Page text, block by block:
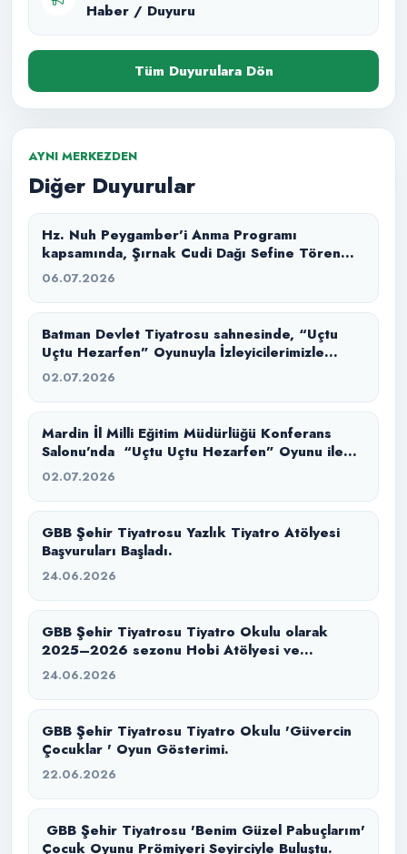
Haber / Duyuru
Tüm Duyurulara Dön
AYNI MERKEZDEN
Diğer Duyurular
Hz. Nuh Peygamber’i Anma Programı
kapsamında, Şırnak Cudi Dağı Sefine Tören
Alanı’nda “Büyük Tufan” masal anlatımı ile
06.07.2026
Batman Devlet Tiyatrosu sahnesinde, “Uçtu
Uçtu Hezarfen” Oyunuyla İzleyicilerimizle
Buluştuk.
02.07.2026
Mardin İl Milli Eğitim Müdürlüğü Konferans
Salonu’nda “Uçtu Uçtu Hezarfen” Oyunu ile
İzleyicilerimizle Buluştuk.
02.07.2026
GBB Şehir Tiyatrosu Yazlık Tiyatro Atölyesi
Başvuruları Başladı.
24.06.2026
GBB Şehir Tiyatrosu Tiyatro Okulu olarak
2025–2026 sezonu Hobi Atölyesi ve
Konservatuvara Hazırlık eğitim sürecimizi
24.06.2026
GBB Şehir Tiyatrosu Tiyatro Okulu 'Güvercin
Çocuklar ' Oyun Gösterimi.
22.06.2026
GBB Şehir Tiyatrosu 'Benim Güzel Pabuçlarım'
Çocuk Oyunu Prömiyeri Seyirciyle Buluştu.